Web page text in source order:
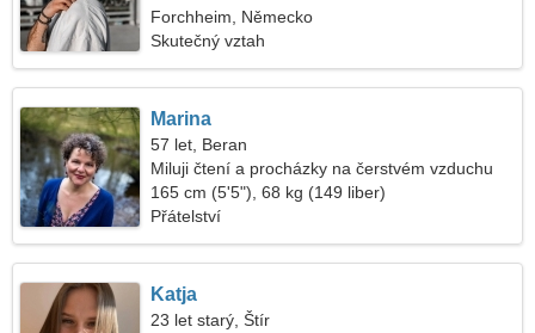
Forchheim, Německo
Skutečný vztah
Marina
57 let, Beran
Miluji čtení a procházky na čerstvém vzduchu
165 cm (5'5"), 68 kg (149 liber)
Přátelství
Katja
23 let starý, Štír